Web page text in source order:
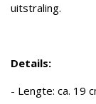
uitstraling.
Details:
- Lengte: ca. 19